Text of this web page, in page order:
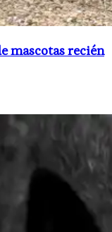
mascotas recién